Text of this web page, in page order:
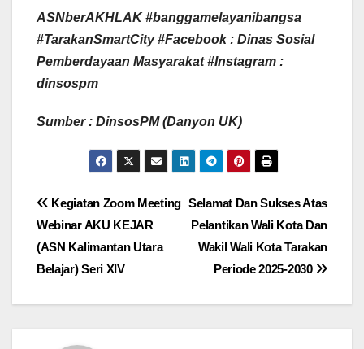
ASNberAKHLAK #banggamelayanibangsa
#TarakanSmartCity #Facebook : Dinas Sosial
Pemberdayaan Masyarakat #Instagram :
dinsospm
Sumber : DinsosPM (Danyon UK)
Navigasi
pos
Selamat Dan Sukses Atas
Pelantikan Wali Kota Dan
Wakil Wali Kota Tarakan
Periode 2025-2030
Kegiatan Zoom Meeting
Webinar AKU KEJAR
(ASN Kalimantan Utara
Belajar) Seri XIV